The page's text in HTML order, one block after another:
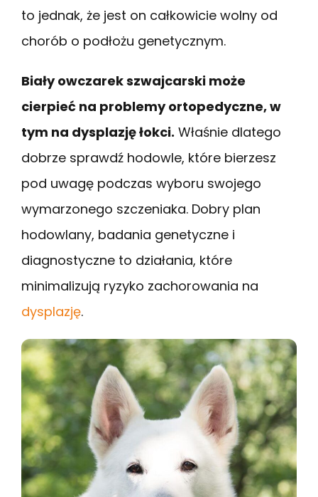
to jednak, że jest on całkowicie wolny od
chorób o podłożu genetycznym.
Biały owczarek szwajcarski może
cierpieć na problemy ortopedyczne, w
tym na dysplazję łokci. Właśnie dlatego
dobrze sprawdź hodowle, które bierzesz
pod uwagę podczas wyboru swojego
wymarzonego szczeniaka. Dobry plan
hodowlany, badania genetyczne i
diagnostyczne to działania, które
minimalizują ryzyko zachorowania na
dysplazję.